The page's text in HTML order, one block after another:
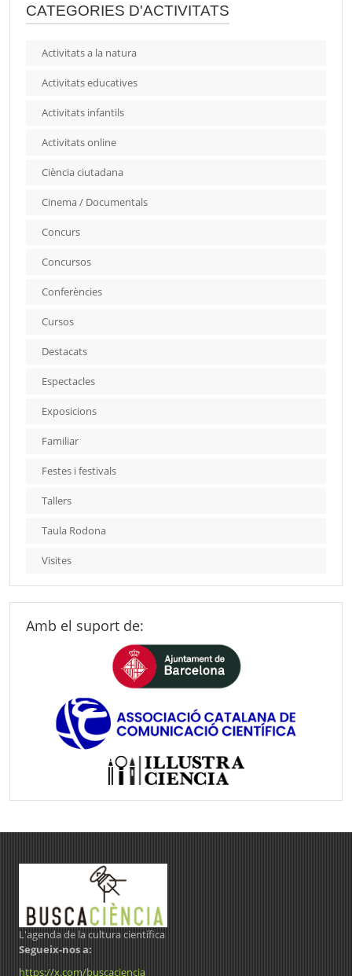
CATEGORIES D'ACTIVITATS
Activitats a la natura
Activitats educatives
Activitats infantils
Activitats online
Ciència ciutadana
Cinema / Documentals
Concurs
Concursos
Conferències
Cursos
Destacats
Espectacles
Exposicions
Familiar
Festes i festivals
Tallers
Taula Rodona
Visites
Amb el suport de:
L'agenda de la cultura científica
Segueix-nos a:
https://x.com/buscaciencia